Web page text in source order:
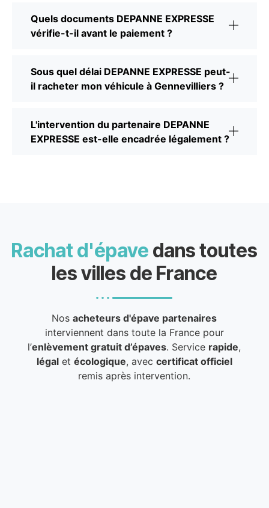
Quels documents DEPANNE EXPRESSE
vérifie-t-il avant le paiement ?
Sous quel délai DEPANNE EXPRESSE peut-
il racheter mon véhicule à Gennevilliers ?
L'intervention du partenaire DEPANNE
EXPRESSE est-elle encadrée légalement ?
Rachat d'épave dans toutes
les villes de France
Nosacheteurs d'épave partenaires
interviennent dans toute la France pour
l’enlèvement gratuit d’épaves. Service rapide,
légalet écologique, avec certificat officiel
remis après intervention.